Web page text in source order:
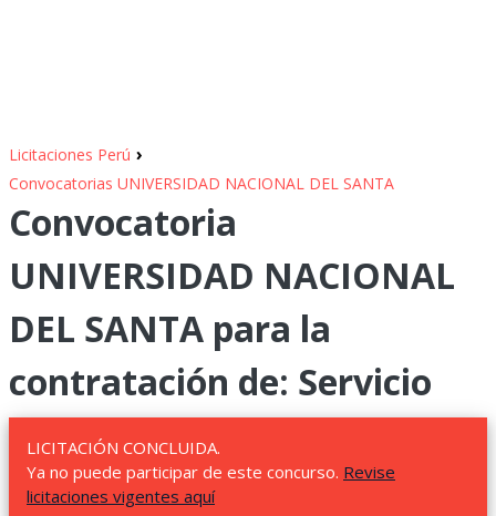
Licitaciones Perú ›
Convocatorias UNIVERSIDAD NACIONAL DEL SANTA
Convocatoria
UNIVERSIDAD NACIONAL
DEL SANTA para la
contratación de: Servicio
LICITACIÓN CONCLUIDA.
Ya no puede participar de este concurso. Revise
licitaciones vigentes aquí